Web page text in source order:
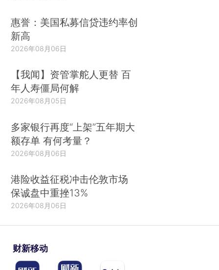
惠誉：美国私募信贷违约率创
新高
2026年08月06日
【我闻】资管掌舵人更替 百
年人寿僵局何解
2026年08月05日
多家银行再度“上架”五年期大
额存单 有何考量？
2026年08月06日
港险收益征税冲击伦敦市场
保诚盘中重挫13%
2026年08月06日
财新移动